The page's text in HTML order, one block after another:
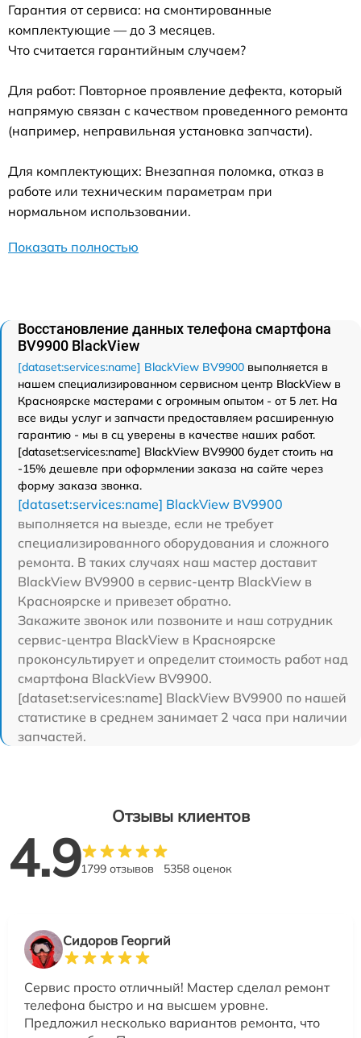
Гарантия от сервиса: на смонтированные
комплектующие — до 3 месяцев.
Что считается гарантийным случаем?
Для работ: Повторное проявление дефекта, который
напрямую связан с качеством проведенного ремонта
(например, неправильная установка запчасти).
Для комплектующих: Внезапная поломка, отказ в
работе или техническим параметрам при
нормальном использовании.
Показать полностью
Восстановление данных телефона смартфона
BV9900 BlackView
[dataset:services:name] BlackView BV9900 выполняется в
нашем специализированном сервисном центр BlackView в
Красноярске мастерами с огромным опытом - от 5 лет. На
все виды услуг и запчасти предоставляем расширенную
гарантию - мы в сц уверены в качестве наших работ.
[dataset:services:name] BlackView BV9900 будет стоить на
-15% дешевле при оформлении заказа на сайте через
форму заказа звонка.
[dataset:services:name] BlackView BV9900
выполняется на выезде, если не требует
специализированного оборудования и сложного
ремонта. В таких случаях наш мастер доставит
BlackView BV9900 в сервис-центр BlackView в
Красноярске и привезет обратно.
Закажите звонок или позвоните и наш сотрудник
сервис-центра BlackView в Красноярске
проконсультирует и определит стоимость работ над
смартфона BlackView BV9900.
[dataset:services:name] BlackView BV9900 по нашей
статистике в среднем занимает 2 часа при наличии
запчастей.
Отзывы клиентов
4.91799 отзывов 5358 оценок
Сидоров Георгий
Сервис просто отличный! Мастер сделал ремонт
телефона быстро и на высшем уровне.
Предложил несколько вариантов ремонта, что